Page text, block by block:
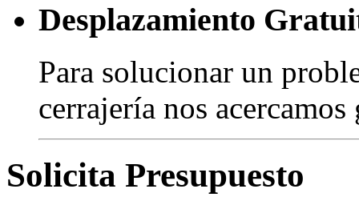
Desplazamiento
Para solucionar un
cerrajería nos
Solicita Presupuesto